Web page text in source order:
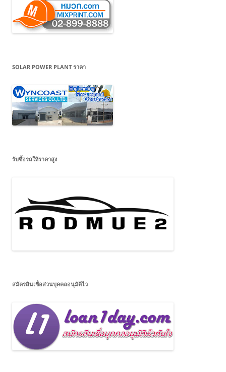
SOLAR POWER PLANT ราคา
รับซื้อรถให้ราคาสูง
สมัครสินเชื่อส่วนบุคคลอนุมัติไว